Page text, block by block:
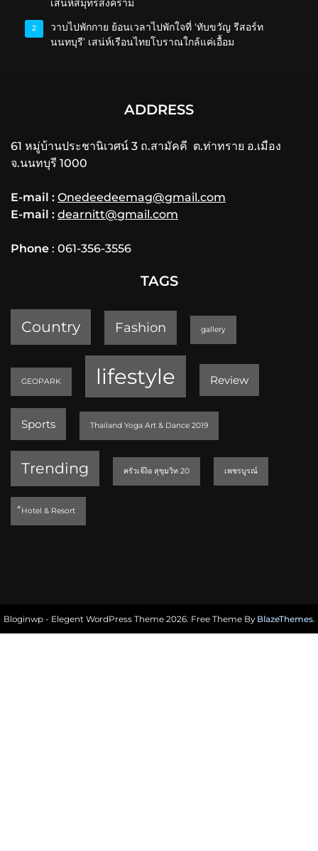
เสน่ห์สมุทรสงคราม
2
วาบไปพักกาย ย้อนเวลาไปพักใจที่ ‘ทับขวัญ รีสอร์ท
นนทบุรี’ เสน่ห์เรือนไทยโบราณใกล้แค่เอื้อม
ADDRESS
61 หมู่บ้านประชานิเวศน์ 3 ถ.สามัคคี ต.ท่าทราย อ.เมือง
จ.นนทบุรี 1000
E-mail : Onedeedeemag@gmail.com
E-mail : dearnitt@gmail.com
Phone : 061-356-3556
TAGS
Country Fashion gallery
GEOPARK lifestyle Review
Sports Thailand Yoga Art & Dance 2019
Trending ครัวเจ๊ง้อ สุขุมวิท 20 เพชรบูรณ์
็Hotel & Resort
Bloginwp - Elegent WordPress Theme 2026. Free Theme By BlazeThemes.